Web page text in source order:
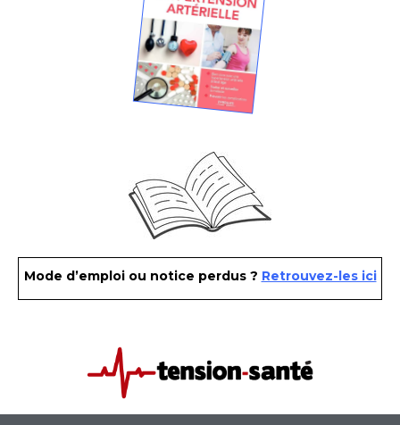
Mode d’emploi ou notice perdus ? Retrouvez-les ici